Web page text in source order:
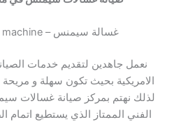
غسالة سيمنس – siemens washing machine
نعمل جاهدين لتقديم خدمات
الامريكية بحيث تكون سهلة و مريحة
لذلك نهتم بمركز صيانة غسالات
الفني الممتاز الذي يستطيع اتمام